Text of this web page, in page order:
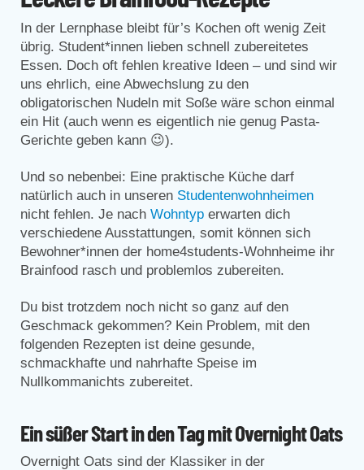
In der Lernphase bleibt für’s Kochen oft wenig Zeit
übrig. Student*innen lieben schnell zubereitetes
Essen. Doch oft fehlen kreative Ideen – und sind wir
uns ehrlich, eine Abwechslung zu den
obligatorischen Nudeln mit Soße wäre schon einmal
ein Hit (auch wenn es eigentlich nie genug Pasta-
Gerichte geben kann 😉).
Und so nebenbei: Eine praktische Küche darf
natürlich auch in unseren Studentenwohnheimen
nicht fehlen. Je nach Wohntyp erwarten dich
verschiedene Ausstattungen, somit können sich
Bewohner*innen der home4students-Wohnheime ihr
Brainfood rasch und problemlos zubereiten.
Du bist trotzdem noch nicht so ganz auf den
Geschmack gekommen? Kein Problem, mit den
folgenden Rezepten ist deine gesunde,
schmackhafte und nahrhafte Speise im
Nullkommanichts zubereitet.
Ein süßer Start in den Tag mit Overnight Oats
Overnight Oats sind der Klassiker in der